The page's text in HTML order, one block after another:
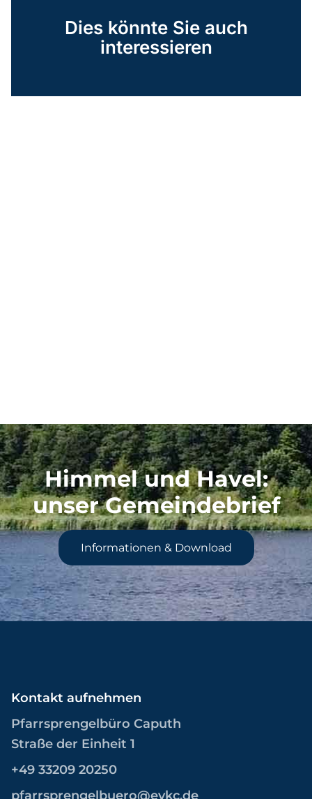
Dies könnte Sie auch
interessieren
Himmel und Havel:
unser Gemeindebrief
Informationen & Download
Kontakt aufnehmen
Pfarrsprengelbüro Caputh
Straße der Einheit 1
+49 33209 20250
pfarrsprengelbuero@evkc.de